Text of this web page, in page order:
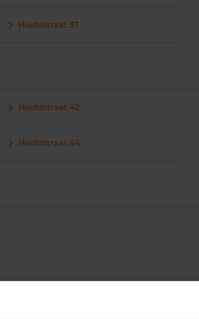
Hoofdstraat 37
Hoofdstraat 42
Hoofdstraat 44